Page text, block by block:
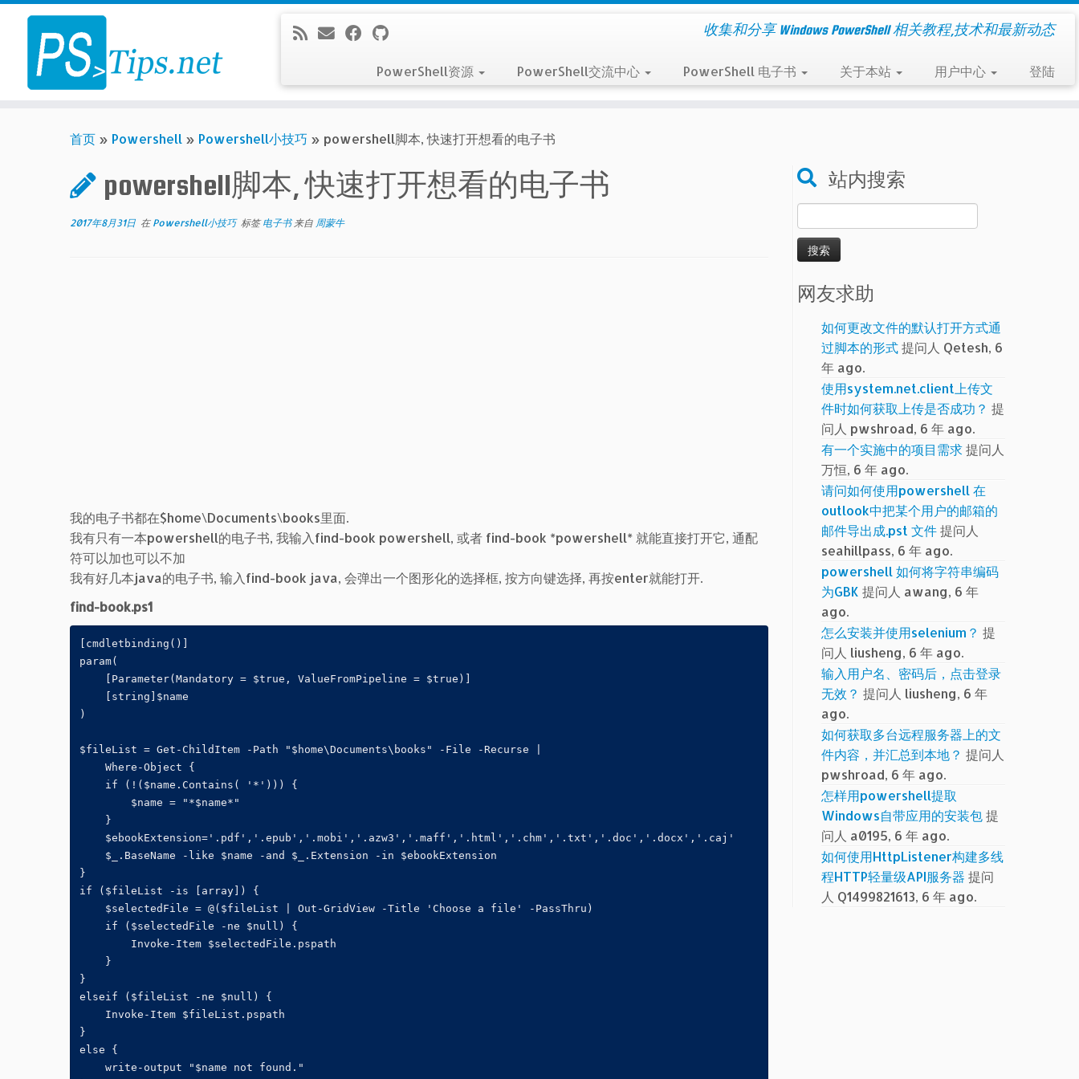
Skip
content
收集和分享 Windows PowerShell 相关教程,技术和最新动态
PowerShell资源 PowerShell交流中心 PowerShell 电子书 关于本站 用户中心 登陆
首页 » Powershell » Powershell小技巧 » powershell脚本, 快速打开想看的电子书
powershell脚本, 快速打开想看的电子书
2017年8月31日 在 Powershell小技巧 标签电子书 来自 周蒙牛
我的电子书都在$home\Documents\books里面.
我有只有一本powershell的电子书, 我输入find-book powershell, 或者 find-book *powershell* 就能直接打开它, 通配
符可以加也可以不加
我有好几本java的电子书, 输入find-book java, 会弹出一个图形化的选择框, 按方向键选择, 再按enter就能打开.
find-book.ps1
[cmdletbinding()]
param(
    [Parameter(Mandatory = $true, ValueFromPipeline = $true)]
    [string]$name
)
$fileList = Get-ChildItem -Path "$home\Documents\books" -File -Recurse |
    Where-Object {
    if (!($name.Contains( '*'))) {
        $name = "*$name*"
    }
    $ebookExtension='.pdf','.epub','.mobi','.azw3','.maff','.html','.chm','.txt','.doc','.docx','.caj'
    $_.BaseName -like $name -and $_.Extension -in $ebookExtension
}
if ($fileList -is [array]) {
    $selectedFile = @($fileList | Out-GridView -Title 'Choose a file' -PassThru)
    if ($selectedFile -ne $null) {
        Invoke-Item $selectedFile.pspath
    }
}
elseif ($fileList -ne $null) {
    Invoke-Item $fileList.pspath
}
else {
    write-output "$name not found."
站内搜索
索：
网友求助
如何更改文件的默认打开方式通
过脚本的形式提问人 Qetesh, 6
年 ago.
使用system.net.client上传文
件时如何获取上传是否成功？ 提
问人 pwshroad, 6 年 ago.
有一个实施中的项目需求提问人
万恒, 6 年 ago.
请问如何使用powershell 在
outlook中把某个用户的邮箱的
邮件导出成.pst 文件提问人
seahillpass, 6 年 ago.
powershell 如何将字符串编码
为GBK 提问人 awang, 6 年
ago.
怎么安装并使用selenium？ 提
问人 liusheng, 6 年 ago.
输入用户名、密码后，点击登录
无效？ 提问人 liusheng, 6 年
ago.
如何获取多台远程服务器上的文
件内容，并汇总到本地？ 提问人
pwshroad, 6 年 ago.
怎样用powershell提取
Windows自带应用的安装包提
问人 a0195, 6 年 ago.
如何使用HttpListener构建多线
程HTTP轻量级API服务器 提问
人 Q1499821613, 6 年 ago.